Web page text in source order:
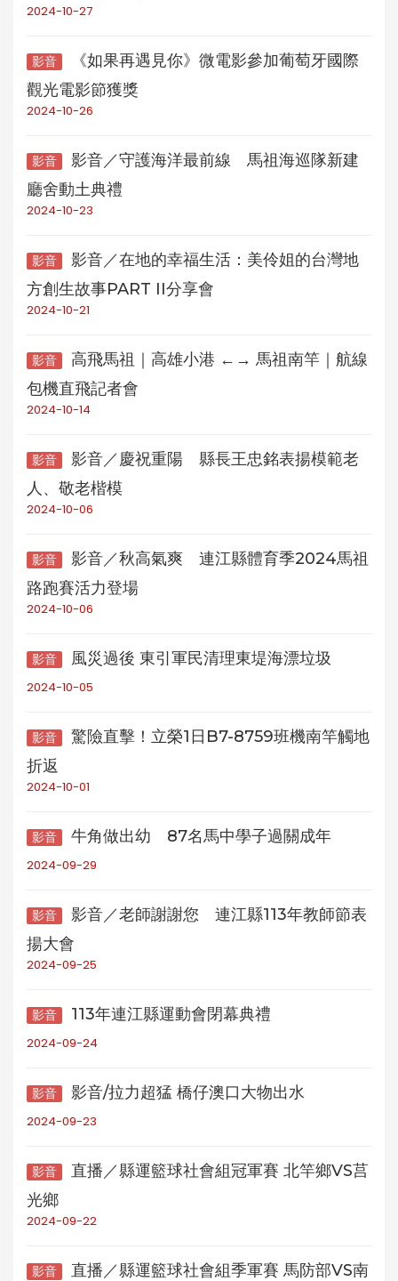
2024-10-27
影音
《如果再遇見你》微電影參加葡萄牙國際
觀光電影節獲獎
2024-10-26
影音
影音／守護海洋最前線 馬祖海巡隊新建
廳舍動土典禮
2024-10-23
影音
影音／在地的幸福生活：美伶姐的台灣地
方創生故事PART II分享會
2024-10-21
影音
高飛馬祖｜高雄小港 ←→ 馬祖南竿｜航線
包機直飛記者會
2024-10-14
影音
影音／慶祝重陽 縣長王忠銘表揚模範老
人、敬老楷模
2024-10-06
影音
影音／秋高氣爽 連江縣體育季2024馬祖
路跑賽活力登場
2024-10-06
影音 風災過後 東引軍民清理東堤海漂垃圾
2024-10-05
影音
驚險直擊！立榮1日B7-8759班機南竿觸地
折返
2024-10-01
影音 牛角做出幼 87名馬中學子過關成年
2024-09-29
影音
影音／老師謝謝您 連江縣113年教師節表
揚大會
2024-09-25
影音 113年連江縣運動會閉幕典禮
2024-09-24
影音 影音/拉力超猛 橋仔澳口大物出水
2024-09-23
影音
直播／縣運籃球社會組冠軍賽 北竿鄉VS莒
光鄉
2024-09-22
影音
直播／縣運籃球社會組季軍賽 馬防部VS南